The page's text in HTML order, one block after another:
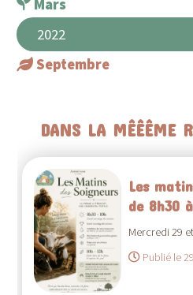
Mars
2022
Septembre
DANS LA MÊÊÊME
Les
de 8h30
Mercredi 29
Publié le